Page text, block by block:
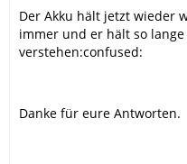
Der Akku hält jetzt wieder
immer und er hält so
verstehen:confused:
Danke für eure Antworten.